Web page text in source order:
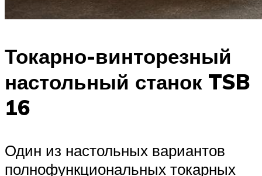
Токарно-винторезный
настольный станок TSB
16
Один из настольных вариантов
полнофункциональных токарных